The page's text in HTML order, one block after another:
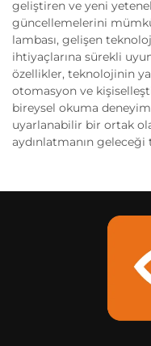
geliştiren ve yeni
güncellemelerini
lambası, gelişen
ihtiyaçlarına sürekli
özellikler, teknolojinin
otomasyon ve
bireysel okuma
uyarlanabilir bir ortak
aydınlatmanın geleceği